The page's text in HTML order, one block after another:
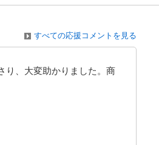
すべての応援コメントを見る
り、大変助かりました。商